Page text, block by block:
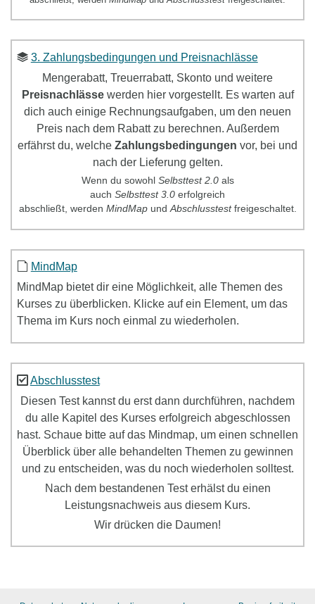
3. Zahlungsbedingungen und Preisnachlässe
Mengerabatt, Treuerrabatt, Skonto und weitere
Preisnachlässewerden hier vorgestellt. Es warten auf
dich auch einige Rechnungsaufgaben, um den neuen
Preis nach dem Rabatt zu berechnen. Außerdem
erfährst du, welche Zahlungsbedingungen vor, bei und
nach der Lieferung gelten.
Wenn du sowohl Selbsttest2.0 als
auch Selbsttest3.0 erfolgreich
abschließt, werden MindMap und Abschlusstest freigeschaltet.
MindMap
MindMap bietet dir eine Möglichkeit, alle Themen des
Kurses zu überblicken. Klicke auf ein Element, um das
Thema im Kurs noch einmal zu wiederholen.
Abschlusstest
Diesen Test kannst du erst dann durchführen, nachdem
du alle Kapitel des Kurses erfolgreich abgeschlossen
hast. Schaue bitte auf das Mindmap, um einen schnellen
Überblick über alle behandelten Themen zu gewinnen
und zu entscheiden, was du noch wiederholen solltest.
Nach dem bestandenen Test erhälst du einen
Leistungsnachweis aus diesem Kurs.
Wir drücken die Daumen!